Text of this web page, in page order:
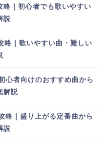
｜初心者でも歌いやすい
説
｜歌いやすい曲・難しい
心者向けのおすすめ曲から
解説
｜盛り上がる定番曲から
説